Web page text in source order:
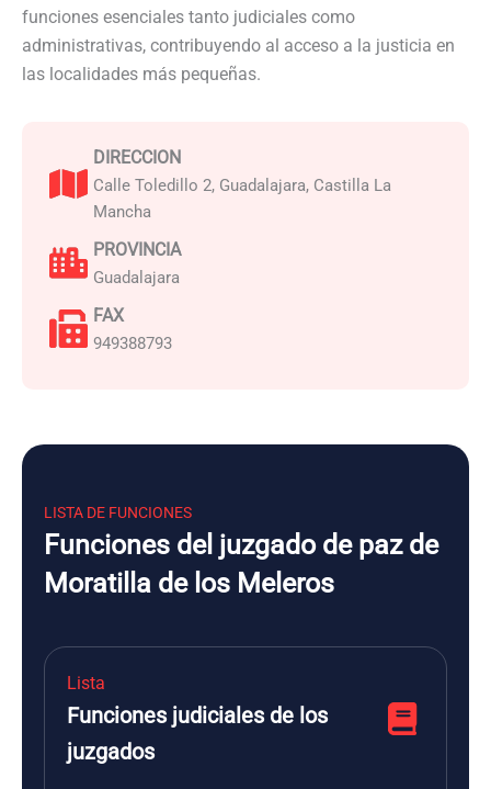
funciones esenciales tanto judiciales como
administrativas, contribuyendo al acceso a la justicia en
las localidades más pequeñas.
DIRECCION
Calle Toledillo 2, Guadalajara, Castilla La
Mancha
PROVINCIA
Guadalajara
FAX
949388793
LISTA DE FUNCIONES
Funciones del juzgado de paz de
Moratilla de los Meleros
Lista
Funciones judiciales de los
juzgados